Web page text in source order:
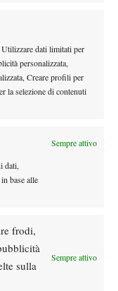
dati limitati per
personalizzata,
Creare profili per
la selezione di contenuti
Sempre attivo
dati,
base alle
frodi,
sulla
Sempre attivo
a creare crisi di
con l’eccezione
disputata per il